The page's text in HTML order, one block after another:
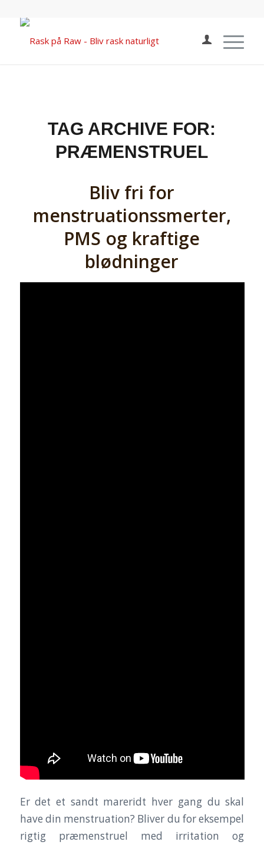
TAG ARCHIVE FOR:
PRÆMENSTRUEL
Bliv fri for
menstruationssmerter,
PMS og kraftige
blødninger
Er det et sandt mareridt hver gang du skal
have din menstruation? Bliver du for eksempel
rigtig præmenstruel med irritation og